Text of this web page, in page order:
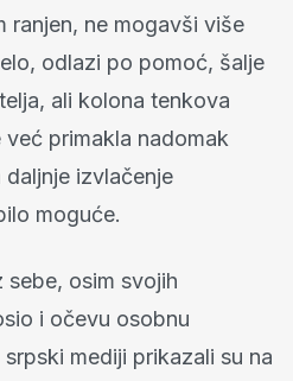
ranjen, ne mogavši više
odlazi po pomoć, šalje
ali kolona tenkova
primakla nadomak
izvlačenje
moguće.
sebe, osim svojih
i očevu osobnu
mediji prikazali su na